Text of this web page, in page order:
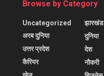
Browse by Category
Uncategorized
अरब दुनिया
उत्तर प्रदेश
कैरियर
झारखंड
दुनिया
देश
नौकरी